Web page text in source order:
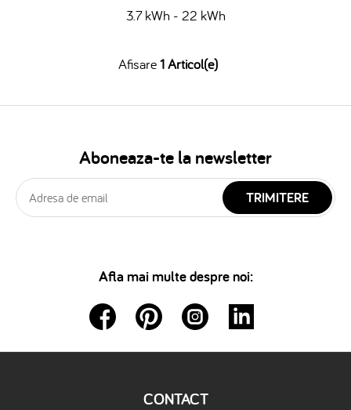
3.7 kWh - 22 kWh
Afisare1 Articol(e)
Aboneaza-te la newsletter
TRIMITERE
Afla mai multe despre noi:
CONTACT